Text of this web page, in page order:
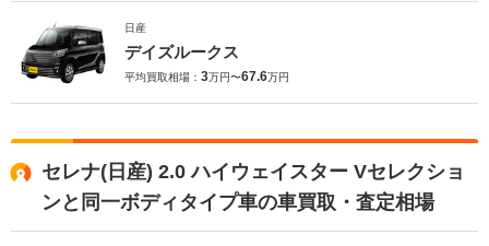
日産
デイズルークス
平均買取相場： 3万円〜67.6万円
セレナ(日産) 2.0 ハイウェイスター Vセレクショ
ンと同一ボディタイプ車の車買取・査定相場